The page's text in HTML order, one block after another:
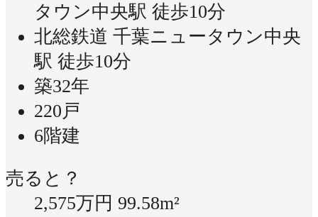
タウン中央駅 徒歩10分
北総鉄道 千葉ニュータウン中央
駅 徒歩10分
築32年
220戸
6階建
売ると？
2,575万円 99.58m²